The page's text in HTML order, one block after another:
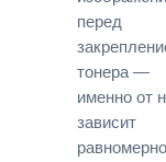
перед
тонера —
именно от
зависит